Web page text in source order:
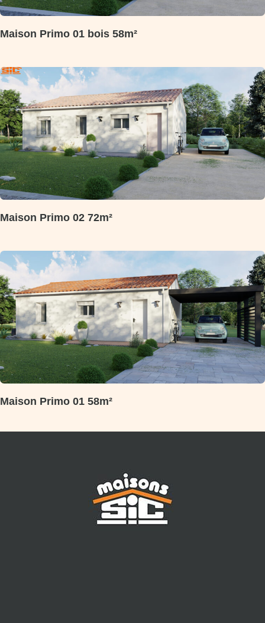
Maison Primo 01 bois 58m²
Maison Primo 02 72m²
Maison Primo 01 58m²